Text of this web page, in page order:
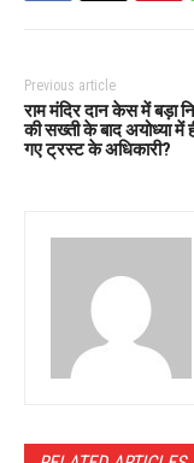
Previous article
राम मंदिर दान केस में बड़ा
की सख्ती के बाद अयोध्या में
गए ट्रस्ट के अधिकारी?